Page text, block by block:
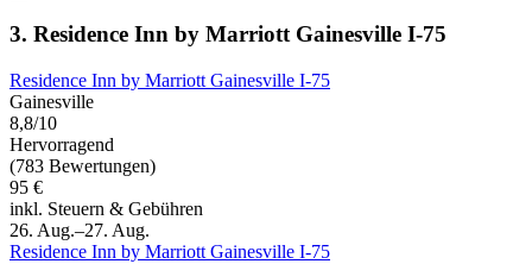
3. Residence Inn by Marriott Gainesville I-75
Residence Inn by Marriott Gainesville I-75
Gainesville
8,8/10
Hervorragend
(783 Bewertungen)
95 €
inkl. Steuern & Gebühren
26. Aug.–27. Aug.
Residence Inn by Marriott Gainesville I-75